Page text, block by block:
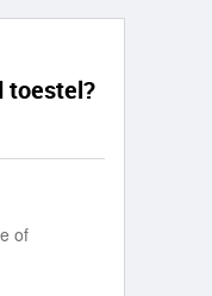
toestel?
of